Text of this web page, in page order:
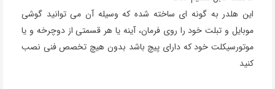
این هلدر به گونه ای ساخته شده که وسیله آن می توانید گوشی
موبایل و تبلت خود را روی فرمان، آینه یا هر قسمتی از دوچرخه و یا
موتورسیکلت خود که دارای پیچ باشد بدون هیچ تخصص فنی نصب
کنید